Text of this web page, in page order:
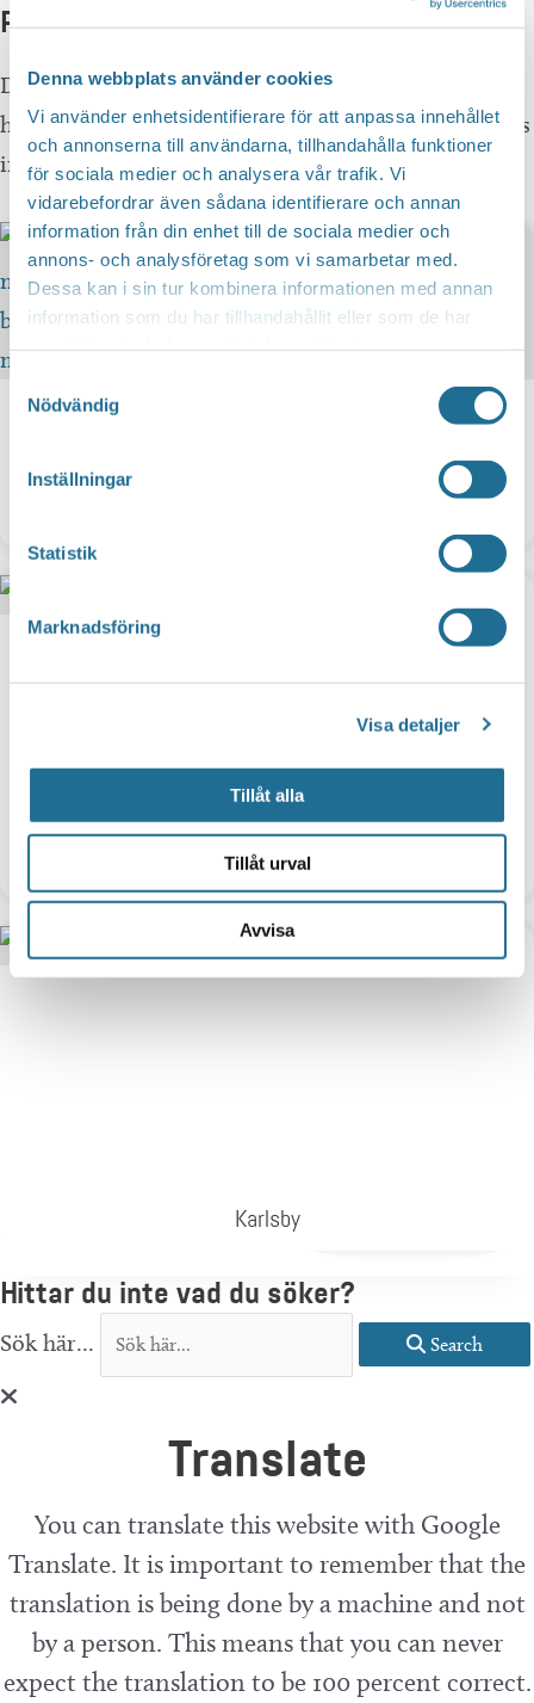
Denna webbplats använder cookies
Vi använder enhetsidentifierare för att anpassa innehållet
och annonserna till användarna, tillhandahålla funktioner
för sociala medier och analysera vår trafik. Vi
vidarebefordrar även sådana identifierare och annan
information från din enhet till de sociala medier och
annons- och analysföretag som vi samarbetar med.
Dessa kan i sin tur kombinera informationen med annan
information som du har tillhandahållit eller som de har
Nödvändig
Inställningar
Statistik
Marknadsföring
Visa detaljer
Tillåt alla
Tillåt urval
Avvisa
Platser i närheten
Det finns många vackra platser runt Frännsjön,
historiska Bona och pittoreska Karlsby ligger alldeles
intill.
Bona
Karlsby
Hittar du inte vad du söker?
Sök här... Search
Translate
You can translate this website with Google
Translate. It is important to remember that the
translation is being done by a machine and not
by a person. This means that you can never
expect the translation to be 100 percent correct.